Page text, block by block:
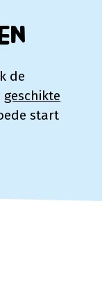
de
geschikte
start